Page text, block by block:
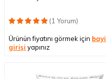
(1 Yorum)
Ürünün fiyatını görmek için bayi
girişi yapınız